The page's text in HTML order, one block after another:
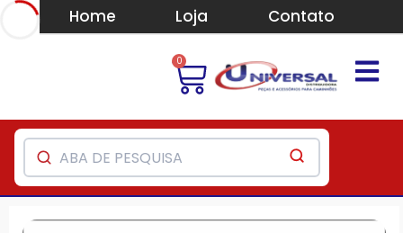
Home Loja Contato
0